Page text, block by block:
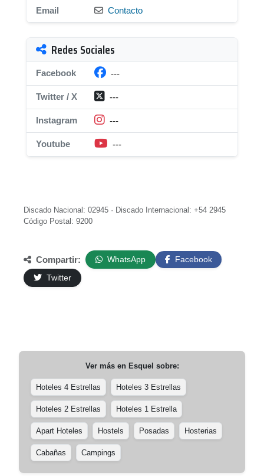
Email Contacto
Redes Sociales
Facebook ---
Twitter / X ---
Instagram ---
Youtube ---
Discado Nacional: 02945 · Discado Internacional: +54 2945
Código Postal: 9200
Compartir: WhatsApp
Facebook
Twitter
Ver más en Esquel sobre:
Hoteles 4 Estrellas Hoteles 3 Estrellas
Hoteles 2 Estrellas Hoteles 1 Estrella
Apart Hoteles Hostels Posadas Hosterias
Cabañas Campings